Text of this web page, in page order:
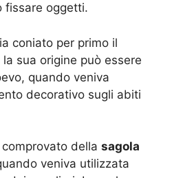
fissare oggetti.
coniato per primo il
la sua origine può essere
quando veniva
decorativo sugli abiti
della sagola
veniva utilizzata